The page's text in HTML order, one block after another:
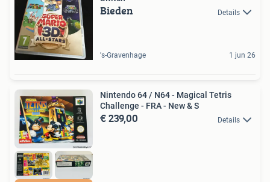
Bieden Details
's-Gravenhage 1 jun 26
Nintendo 64 / N64 - Magical Tetris
Challenge - FRA - New & S
€ 239,00 Details